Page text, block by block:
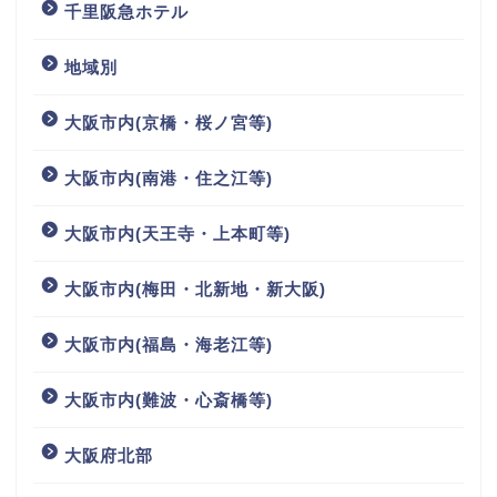
千里阪急ホテル
地域別
大阪市内(京橋・桜ノ宮等)
大阪市内(南港・住之江等)
大阪市内(天王寺・上本町等)
大阪市内(梅田・北新地・新大阪)
大阪市内(福島・海老江等)
大阪市内(難波・心斎橋等)
大阪府北部